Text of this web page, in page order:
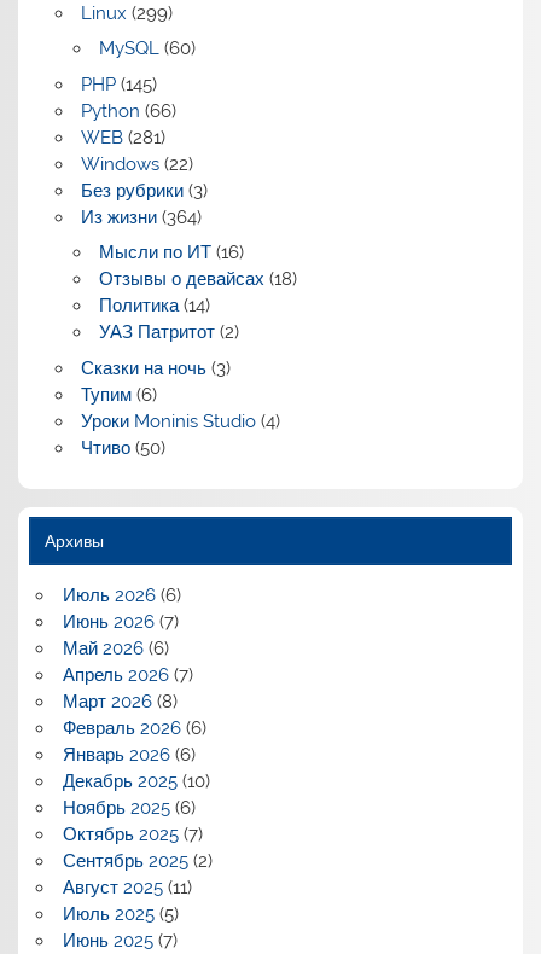
Linux (299)
MySQL(60)
PHP(145)
Python (66)
WEB(281)
Windows(22)
Без рубрики(3)
Из жизни(364)
Мысли по ИТ(16)
Отзывы о девайсах (18)
Политика(14)
УАЗ Патритот(2)
Сказки на ночь(3)
Тупим(6)
Уроки Moninis Studio(4)
Чтиво(50)
Архивы
Июль 2026(6)
Июнь 2026(7)
Май 2026(6)
Апрель 2026(7)
Март 2026(8)
Февраль 2026(6)
Январь 2026(6)
Декабрь 2025(10)
Ноябрь 2025(6)
Октябрь 2025(7)
Сентябрь 2025(2)
Август 2025(11)
Июль 2025(5)
Июнь 2025(7)